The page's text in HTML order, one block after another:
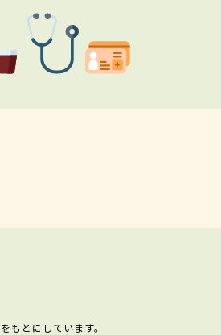
もとにしています。